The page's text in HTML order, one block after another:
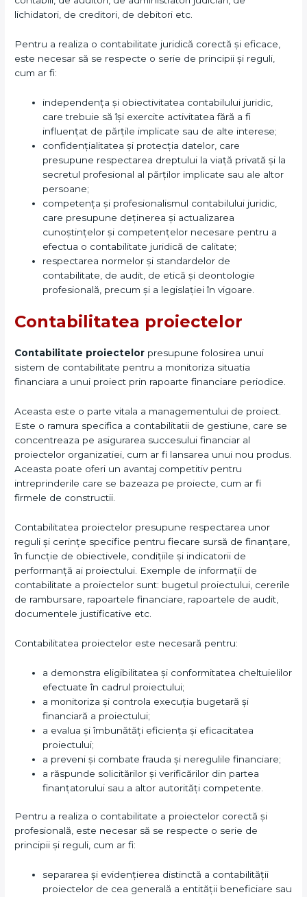
lichidatori, de creditori, de debitori etc.
Pentru a realiza o contabilitate juridică corectă și eficace,
este necesar să se respecte o serie de principii și reguli,
cum ar fi:
independența și obiectivitatea contabilului juridic,
care trebuie să își exercite activitatea fără a fi
influențat de părțile implicate sau de alte interese;
confidențialitatea și protecția datelor, care
presupune respectarea dreptului la viață privată și la
secretul profesional al părților implicate sau ale altor
persoane;
competența și profesionalismul contabilului juridic,
care presupune deținerea și actualizarea
cunoștințelor și competențelor necesare pentru a
efectua o contabilitate juridică de calitate;
respectarea normelor și standardelor de
contabilitate, de audit, de etică și deontologie
profesională, precum și a legislației în vigoare.
Contabilitatea proiectelor
Contabilitate proiectelor presupune folosirea unui
sistem de contabilitate pentru a monitoriza situatia
financiara a unui proiect prin rapoarte financiare periodice.
Aceasta este o parte vitala a managementului de proiect.
Este o ramura specifica a contabilitatii de gestiune, care se
concentreaza pe asigurarea succesului financiar al
proiectelor organizatiei, cum ar fi lansarea unui nou produs.
Aceasta poate oferi un avantaj competitiv pentru
intreprinderile care se bazeaza pe proiecte, cum ar fi
firmele de constructii.
Contabilitatea proiectelor presupune respectarea unor
reguli și cerințe specifice pentru fiecare sursă de finanțare,
în funcție de obiectivele, condițiile și indicatorii de
performanță ai proiectului. Exemple de informații de
contabilitate a proiectelor sunt: bugetul proiectului, cererile
de rambursare, rapoartele financiare, rapoartele de audit,
documentele justificative etc.
Contabilitatea proiectelor este necesară pentru:
a demonstra eligibilitatea și conformitatea cheltuielilor
efectuate în cadrul proiectului;
a monitoriza și controla execuția bugetară și
financiară a proiectului;
a evalua și îmbunătăți eficiența și eficacitatea
proiectului;
a preveni și combate frauda și neregulile financiare;
a răspunde solicitărilor și verificărilor din partea
finanțatorului sau a altor autorități competente.
Pentru a realiza o contabilitate a proiectelor corectă și
profesională, este necesar să se respecte o serie de
principii și reguli, cum ar fi:
separarea și evidențierea distinctă a contabilității
proiectelor de cea generală a entității beneficiare sau